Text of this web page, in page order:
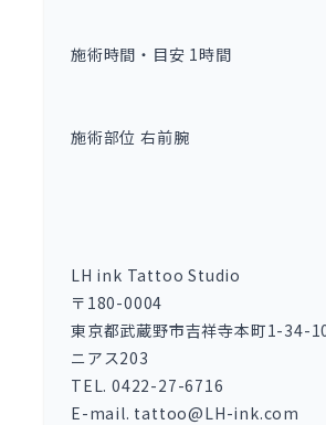
施術時間・目安 1時間
施術部位 右前腕
LH ink Tattoo Studio
〒180-0004
東京都武蔵野市吉祥寺本町1-34-
ニアス203
TEL. 0422-27-6716
E-mail. tattoo@LH-ink.com